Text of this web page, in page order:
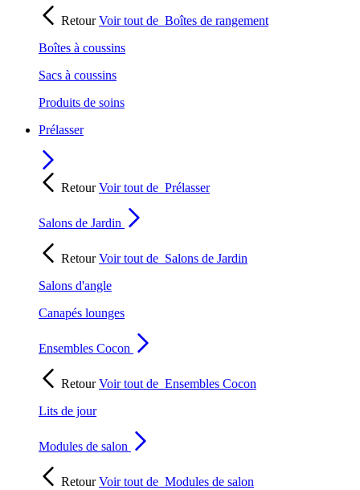
RetourVoir tout de Boîtes de rangement
Boîtes à coussins
Sacs à coussins
Produits de soins
Prélasser
RetourVoir tout de Prélasser
Salons de Jardin
RetourVoir tout de Salons de Jardin
Salons d'angle
Canapés lounges
Ensembles Cocon
RetourVoir tout de Ensembles Cocon
Lits de jour
Modules de salon
RetourVoir tout de Modules de salon